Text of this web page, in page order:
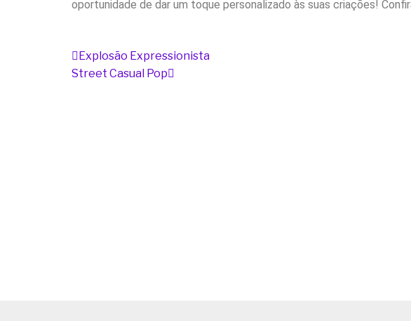
oportunidade de dar um toque personalizado às suas criações!
Anterior
Explosão Expressionista
Street Casual Pop
Próximo